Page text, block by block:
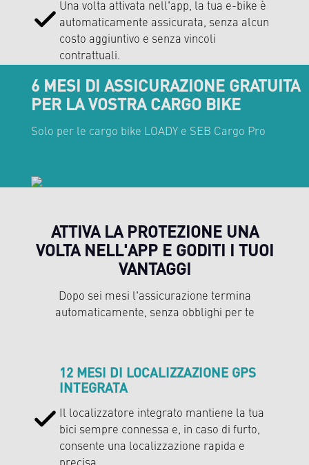
Una volta attivata nell'app, la tua e-bike è
automaticamente assicurata, senza alcun
costo aggiuntivo e senza vincoli
contrattuali.
6 MESI DI ASSICURAZIONE GRATUITA
PER LA VOSTRA CARGO BIKE
Solo per le cargo bike LOADY e SEB Cargo Pro
ATTIVA LA PROTEZIONE UNA
VOLTA NELL'APP E GODITI I TUOI
VANTAGGI
Dopo sei mesi l'assicurazione termina
automaticamente, senza obblighi per te
12 MESI DI LOCALIZZAZIONE GPS
INTEGRATA
Il localizzatore integrato mantiene la tua
bici sempre connessa e, in caso di furto,
consente una localizzazione rapida e